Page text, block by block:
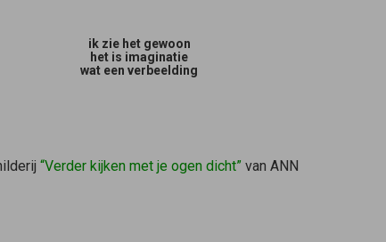
ik zie het gewoon
het is imaginatie
wat een verbeelding
“Verder kijken met je ogen dicht” van ANN